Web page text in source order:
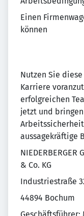
Einen
können
Nutzen Sie
Karriere
erfolgreichen
jetzt und
aussagekräftige
& Co. KG
Industriestraße
44894 Bochum